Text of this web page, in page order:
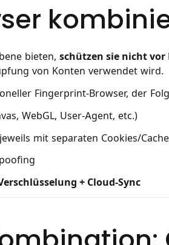
bieten, schützen sie nicht
von Konten verwendet wird.
Fingerprint-Browser, der
WebGL, User-Agent, etc.)
mit separaten Cookies/Cache
+ Cloud-Sync